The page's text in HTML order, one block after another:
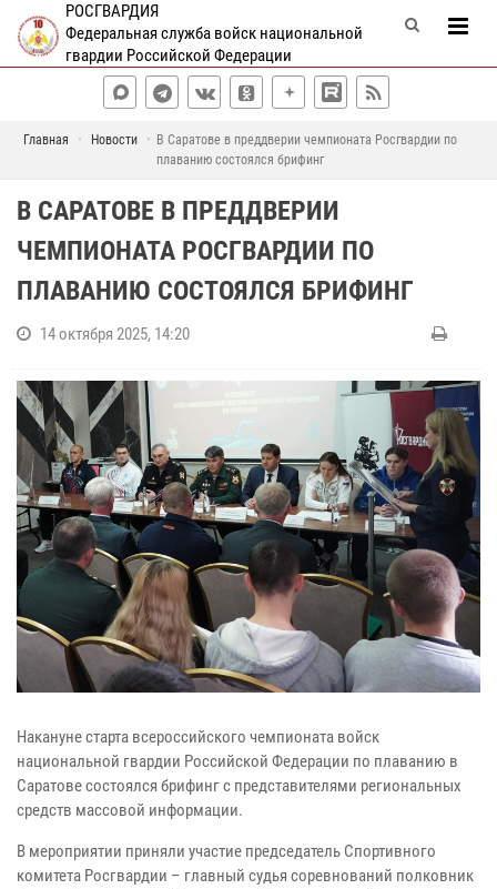
РОСГВАРДИЯ
Федеральная служба войск национальной
гвардии Российской Федерации
Главная Новости
В Саратове в преддверии чемпионата Росгвардии по
плаванию состоялся брифинг
В САРАТОВЕ В ПРЕДДВЕРИИ
ЧЕМПИОНАТА РОСГВАРДИИ ПО
ПЛАВАНИЮ СОСТОЯЛСЯ БРИФИНГ
14 октября 2025, 14:20
Накануне старта всероссийского чемпионата войск
национальной гвардии Российской Федерации по плаванию в
Саратове состоялся брифинг с представителями региональных
средств массовой информации.
В мероприятии приняли участие председатель Спортивного
комитета Росгвардии – главный судья соревнований полковник